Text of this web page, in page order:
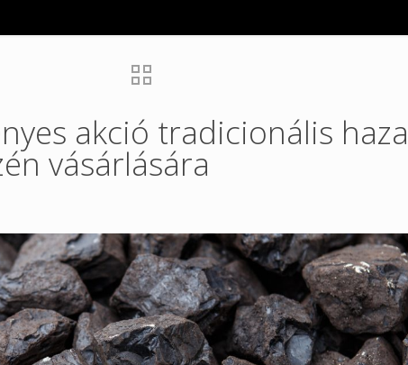
akció tradicionális
vásárlására